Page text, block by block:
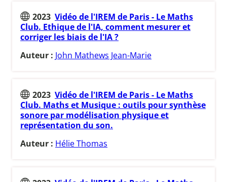
2023 Vidéo de l'IREM de Paris - Le Maths
Club. Ethique de l'IA, comment mesurer et
corriger les biais de l'IA ?
Auteur : John Mathews Jean-Marie
2023 Vidéo de l'IREM de Paris - Le Maths
Club. Maths et Musique : outils pour synthèse
sonore par modélisation physique et
représentation du son.
Auteur : Hélie Thomas